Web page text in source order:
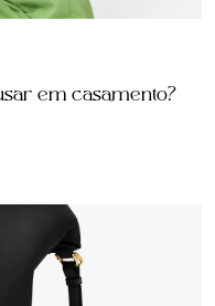
em casamento?